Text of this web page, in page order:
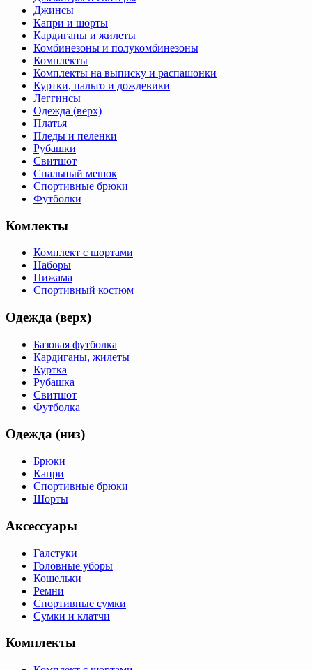
Джинсы
Капри и шорты
Кардиганы и жилеты
Комбинезоны и полукомбинезоны
Комплекты
Комплекты на выписку и распашонки
Куртки, пальто и дождевики
Леггинсы
Одежда (верх)
Платья
Пледы и пеленки
Рубашки
Свитшот
Спальный мешок
Спортивные брюки
Футболки
Комлекты
Комплект с шортами
Наборы
Пижама
Спортивный костюм
Одежда (верх)
Базовая футболка
Кардиганы, жилеты
Куртка
Рубашка
Свитшот
Футболка
Одежда (низ)
Брюки
Капри
Спортивные брюки
Шорты
Аксессуары
Галстуки
Головные уборы
Кошельки
Ремни
Спортивные сумки
Сумки и клатчи
Комплекты